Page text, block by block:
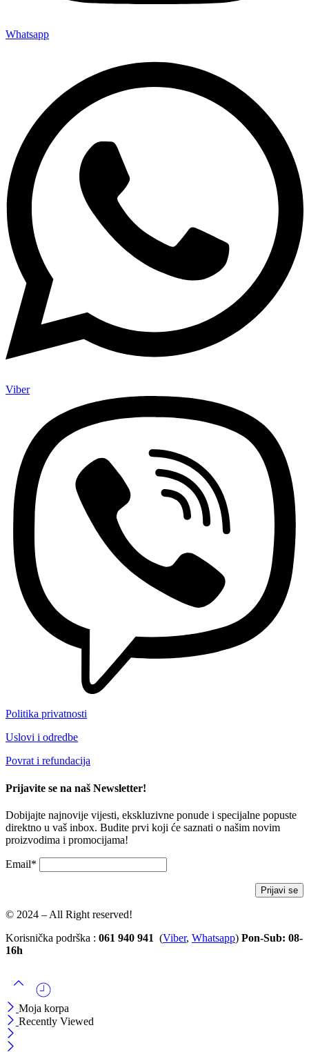
Whatsapp
Viber
Politika privatnosti
Uslovi i odredbe
Povrat i refundacija
Prijavite se na naš Newsletter!
Dobijajte najnovije vijesti, ekskluzivne ponude i specijalne popuste
direktno u vaš inbox. Budite prvi koji će saznati o našim novim
proizvodima i promocijama!
Email*
© 2024 – All Right reserved!
Korisnička podrška : 061 940 941 (Viber, Whatsapp) Pon-Sub: 08-
16h
Moja korpa
Recently Viewed